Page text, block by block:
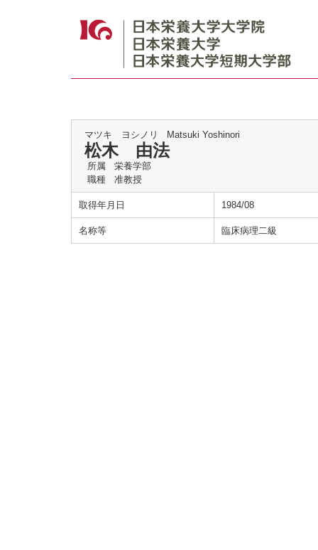
マツキ ヨシノリ Matsuki Yoshinori
松木 由法
所属
栄養学部
職種
准教授
取得年月日 1984/08
名称等 臨床病理二級